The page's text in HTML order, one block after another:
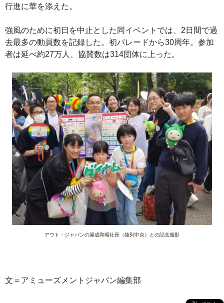
行進に華を添えた。
強風のために初日を中止とした同イベントでは、2日間で過
去最多の動員数を記録した。初パレードから30周年。参加
者は延べ約27万人、協賛数は314団体に上った。
アウト・ジャパンの屋成和昭社長（後列中央）との記念撮影
文＝アミューズメントジャパン編集部